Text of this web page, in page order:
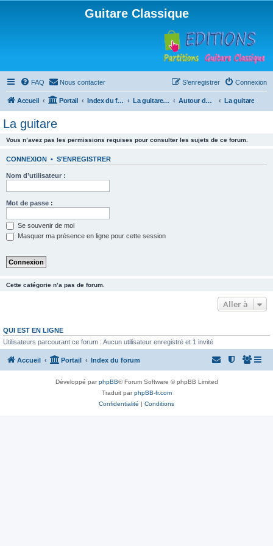
Guitare Classique
FAQ Nous contacter Connexion
S’enregistrer
Accueil Portail Index du forum La guitare : instrument, cours et théorie Autour de la guitare La guitare
La guitare
Vous n’avez pas les permissions requises pour consulter les sujets de ce forum.
CONNEXION • S’ENREGISTRER
Nom d’utilisateur :
Mot de passe :
Se souvenir de moi
Masquer ma présence en ligne pour cette session
Cette catégorie n’a pas de forum.
Aller à
QUI EST EN LIGNE
Utilisateurs parcourant ce forum : Aucun utilisateur enregistré et 1 invité
Accueil Portail Index du forum
Développé parphpBB® Forum Software © phpBB Limited
Traduit parphpBB-fr.com
Confidentialité | Conditions